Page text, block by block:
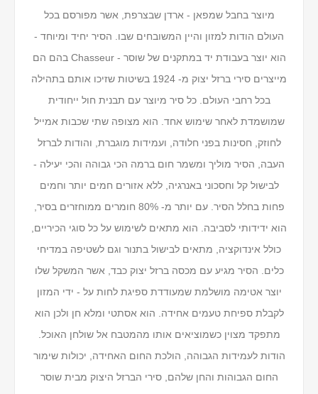
מיוצר בחבל שמפאן - ארדן שבצרפת, אשר מפורסם בכל
העולם הודות למזון והיין המשובחים שבו. הסיר יחיד ומיוחד -
הוא יוצר בעבודת יד במתקנים של שוסר - Chasseur בהם הם
מייצרים סירי ברזל יצוק מ- 1924 בשיטות שזיכו אותם בתהילה
בכל רחבי העולם. כל סיר מיוצר עם תבנית חול ייחודית
שמושמדת לאחר שימוש אחד. הוא מצופה שתי שכבות אמייל
לחוזק, חסינות בפני חלודה, ועמידות מוגברת, והודות לברזל
העבה, הסיר מוליך ומשמר חום ברמה הכי גבוהה והכי יעילה -
לבישול קל וחסכוני באנרגיה, ללא אזורים חמים יותר וחמים
פחות בחלל הסיר. עם יותר מ- 80% חומרים ממוחזרים בסיר,
הוא ידידותי לסביבה. הוא מתאים לשימוש על כל סוגי הכיריים,
כולל אינדוקציה, מתאים לבישול בתנור וגם לשטיפה במדיחי
כלים. הסיר מגיע עם מכסה ברזל יצוק כבד, אשר המשקל שלו
יוצר אטימה מושלמת שמעודדת ספיגת לחות על - ידי המזון
לקבלת ספיחת טעמים אחידה. הוא אסתטי ומלא חן ולכן הוא
מתפקד מצוין כשמוציאים אותו מהמטבח אל שולחן האוכל.
הודות לעמידות הגבוהה, הולכת החום האחידה, יכולות שימור
החום הגבוהות והחן שלהם, סירי הברזל היצוק מבית שוסר